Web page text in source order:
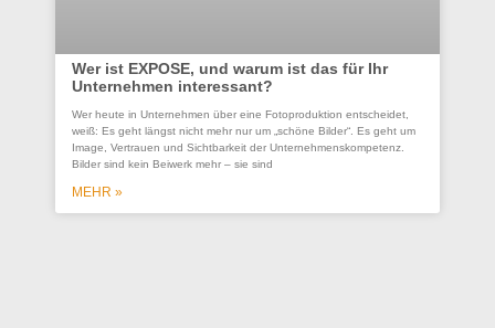
Wer ist EXPOSE, und warum ist das für Ihr
Unternehmen interessant?
Wer heute in Unternehmen über eine Fotoproduktion entscheidet,
weiß: Es geht längst nicht mehr nur um „schöne Bilder“. Es geht um
Image, Vertrauen und Sichtbarkeit der Unternehmenskompetenz.
Bilder sind kein Beiwerk mehr – sie sind
MEHR »